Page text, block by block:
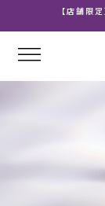
【店舗